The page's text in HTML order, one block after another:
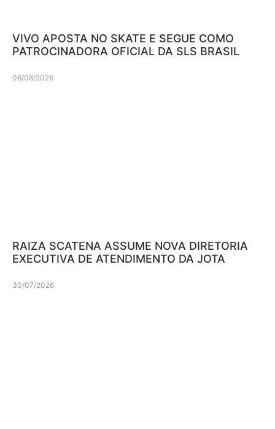
VIVO APOSTA NO SKATE E SEGUE COMO
PATROCINADORA OFICIAL DA SLS BRASIL
06/08/2026
RAIZA SCATENA ASSUME NOVA DIRETORIA
EXECUTIVA DE ATENDIMENTO DA JOTA
30/07/2026